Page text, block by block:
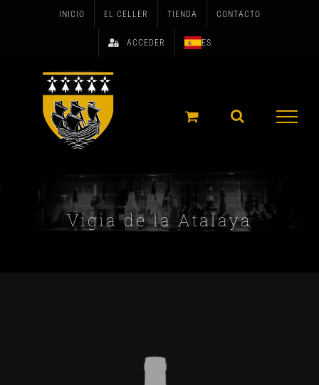
INICIO EL CELLER TIENDA CONTACTO
ACCEDER ES
Vigia de la Atalaya